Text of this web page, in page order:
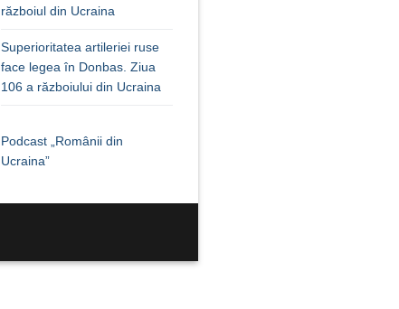
războiul din Ucraina
Superioritatea artileriei ruse
face legea în Donbas. Ziua
106 a războiului din Ucraina
Podcast „Românii din
Ucraina”